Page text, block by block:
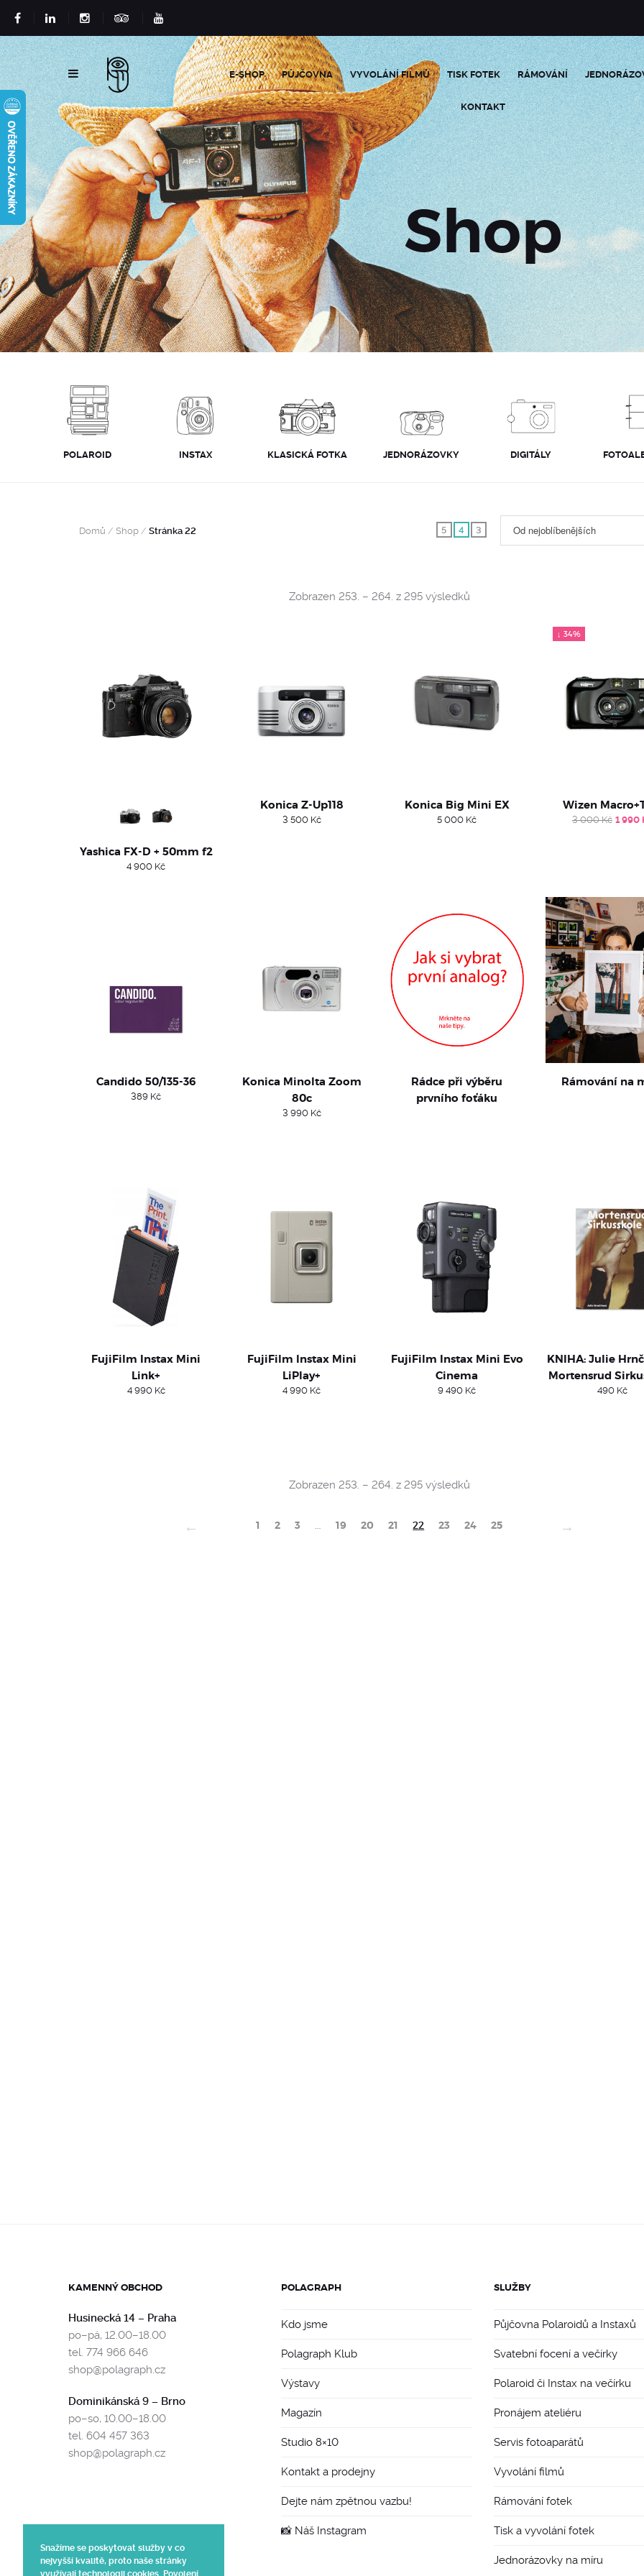
Snažíme se poskytovat služby v co
nejvyšší kvalitě, proto naše stránky
využívají technologii cookies. Povolení
E-SHOP PŮJČOVNA VYVOLÁNÍ FILMŮ TISK FOTEK RÁMOVÁNÍ
KONTAKT
Shop
POLAROID INSTAX KLASICKÁ FOTKA JEDNORÁZOVKY DIGITÁLY
Domů / Shop / Stránka 22 5 4 3 Od nejoblíbenějších
Zobrazen 253. – 264. z 295 výsledkůSorted
Yashica FX-D + 50mm f2
4 900 Kč
Konica Z-Up118
3 500 Kč
Konica Big Mini EX
5 000 Kč
↓ 34%
Wizen
3 000Kč 1 990
Candido 50/135-36
389 Kč
Konica Minolta Zoom
80c
3 990 Kč
Rádce při výběru
prvního foťáku
Rámování na
FujiFilm Instax Mini
Link+
4 990 Kč
FujiFilm Instax Mini
LiPlay+
4 990 Kč
FujiFilm Instax Mini Evo
Cinema
9 490 Kč
KNIHA: Julie
Mortensrud
490 Kč
Zobrazen 253. – 264. z 295 výsledkůSorted
popularity
← 1 2 3 … 19 20 21 22 23 24 25 →
KAMENNÝ OBCHOD
Husinecká 14 – Praha
po–pá, 12.00–18.00
tel. 774 966 646
shop@polagraph.cz
Dominikánská 9 – Brno
po–so, 10.00–18.00
tel. 604 457 363
shop@polagraph.cz
POLAGRAPH
Kdo jsme
Polagraph Klub
Výstavy
Magazín
Studio 8×10
Kontakt a prodejny
Dejte nám zpětnou vazbu!
📸 Náš Instagram
SLUŽBY
Půjčovna Polaroidů a Instaxů
Svatební focení a večírky
Polaroid či Instax na večírku
Pronájem ateliéru
Servis fotoaparátů
Vyvolání filmů
Rámování fotek
Tisk a vyvolání fotek
Jednorázovky na míru